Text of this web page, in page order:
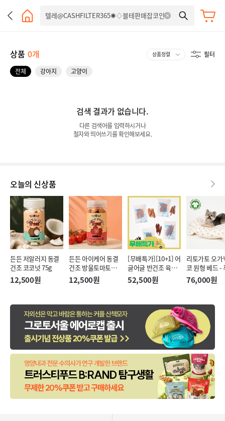
상품 0개
필터
전체
강아지 고양이
검색 결과가 없습니다.
다른 검색어를 입력하시거나
철자와 띄어쓰기를 확인해보세요.
오늘의 신상품
든든 저알러지 동결
건조 코코넛 75g
12,500원
든든 아이케어 동결
건조 방울토마토
20g
12,500원
[무배특가][10+1] 어
글어글 반건조 육포
50g 4종 대용량
52,500원
리토가토 오가
코 원형 베드 -
76,000원